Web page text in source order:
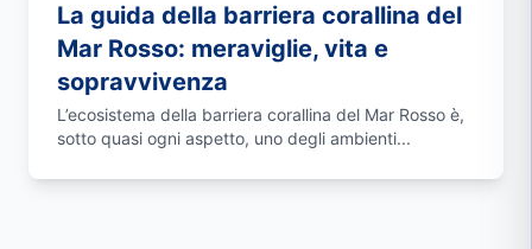
La guida della barriera corallina del
Mar Rosso: meraviglie, vita e
sopravvivenza
L’ecosistema della barriera corallina del Mar Rosso è,
sotto quasi ogni aspetto, uno degli ambienti...